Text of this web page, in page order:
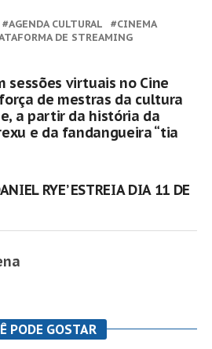
AGENDA CULTURAL
CINEMA
DE STREAMING
sessões virtuais no Cine
de mestras da cultura
a partir da história da
e da fandangueira “tia
RYE’ ESTREIA DIA 11 DE
PODE GOSTAR